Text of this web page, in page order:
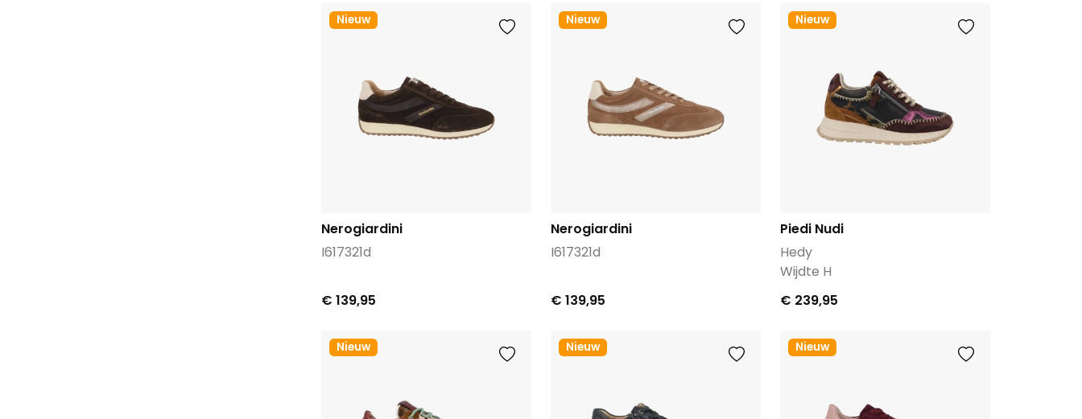
Nieuw
Nerogiardini
I617321d
€ 139,95
Nieuw
Nerogiardini
I617321d
€ 139,95
Nieuw
Piedi Nudi
Hedy
Wijdte H
€ 239,95
Nieuw Nieuw Nieuw